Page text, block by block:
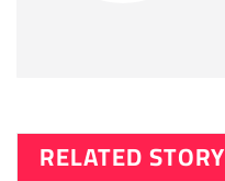
RELATED STORY